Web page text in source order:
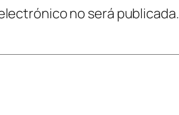
no será publicada.